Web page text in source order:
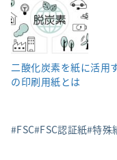
二酸化炭素を紙に活
の印刷用紙とは
FSC FSC認証紙 特殊